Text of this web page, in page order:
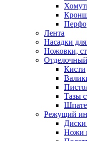
Лента
Насадки
Ножовки,
Кисти
Тазы
Режущий
Ножи